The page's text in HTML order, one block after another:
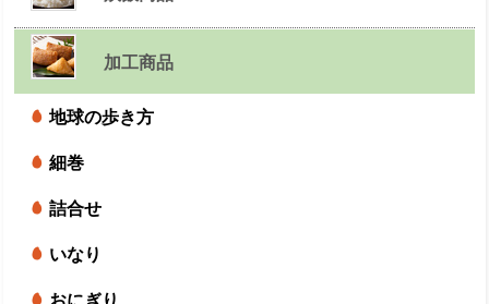
加工商品
地球の歩き方
細巻
詰合せ
いなり
おにぎり